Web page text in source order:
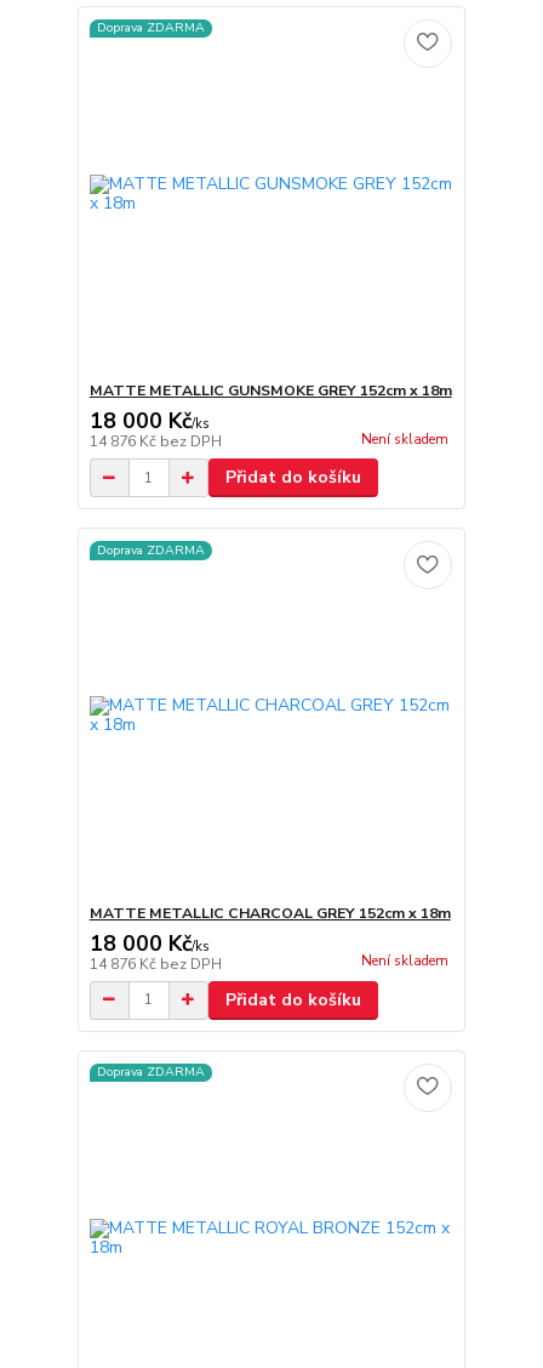
Doprava ZDARMA
MATTE METALLIC GUNSMOKE GREY 152cm x 18m
18 000 Kč/ks
14 876 Kč bez DPH Není skladem
Přidat do košíku
Doprava ZDARMA
MATTE METALLIC CHARCOAL GREY 152cm x 18m
18 000 Kč/ks
14 876 Kč bez DPH Není skladem
Přidat do košíku
Doprava ZDARMA